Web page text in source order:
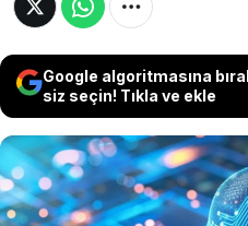
Google algoritmasına
siz seçin! Tıkla ve ekle
Son yıllarda ChatGPT
botlarının kullanımı
bu teknolojilerin